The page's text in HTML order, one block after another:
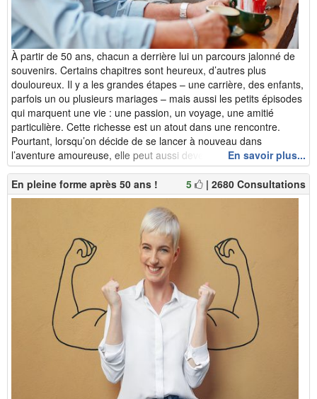
À partir de 50 ans, chacun a derrière lui un parcours jalonné de
souvenirs. Certains chapitres sont heureux, d’autres plus
douloureux. Il y a les grandes étapes – une carrière, des enfants,
parfois un ou plusieurs mariages – mais aussi les petits épisodes
qui marquent une vie : une passion, un voyage, une amitié
particulière. Cette richesse est un atout dans une rencontre.
Pourtant, lorsqu’on décide de se lancer à nouveau dans
l’aventure amoureuse, elle peut aussi devenir un piège. Car ra...
En savoir plus...
En pleine forme après 50 ans ! 5 | 2680 Consultations